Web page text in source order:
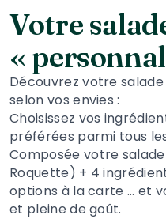
Votre
«
Découvrez votre
selon vos envies :
Choisissez vos
préférées parmi tous
Composée votre
Roquette) + 4
options à la carte … et
et pleine de goût.